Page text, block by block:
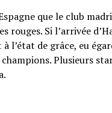
que le club
rouges. Si l’arrivée
de grâce, eu
Plusieurs